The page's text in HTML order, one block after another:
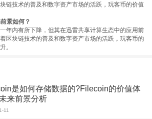
链技术的普及和数字资产市场的活跃，玩客币的价值
景如何？
年内有所下降，但其在迅雷共享计算生态中的应用前
区块链技术的普及和数字资产市场的活跃，玩客币的
。
是如何存储数据的?Filecoin的价值体
来前景分析
11